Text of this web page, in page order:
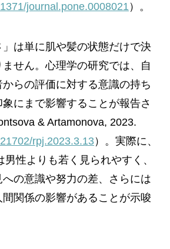
journal.pone.0008021 ）。
」は単に肌や髪の状態だけで決
せん。心理学の研究では、自
らの評価に対する意識の持ち
にまで影響することが報告さ
& Artamonova, 2023.
rpj.2023.3.13）。実際に、
性よりも若く見られやすく、
の意識や努力の差、さらには
関係の影響があることが示唆